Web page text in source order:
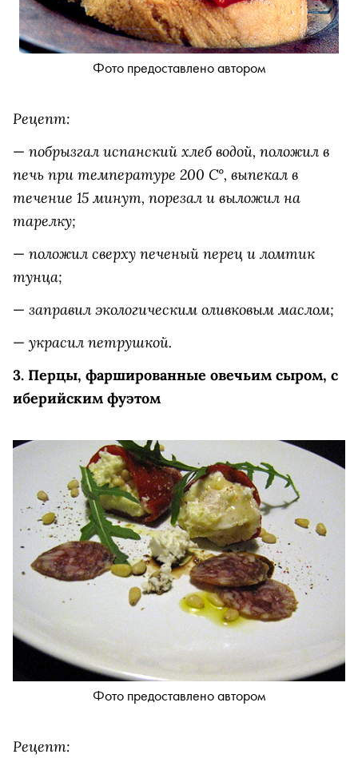
Фото предоставлено автором
Рецепт:
— побрызгал испанский хлеб водой, положил в
печь при температуре 200 С°, выпекал в
течение 15 минут, порезал и выложил на
тарелку;
— положил сверху печеный перец и ломтик
тунца;
— заправил экологическим оливковым маслом;
— украсил петрушкой.
3. Перцы, фаршированные овечьим сыром, с
иберийским фуэтом
Фото предоставлено автором
Рецепт: